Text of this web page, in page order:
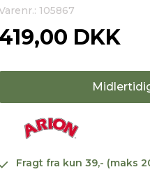
105867
DKK
Fragt fra kun 39,- (maks